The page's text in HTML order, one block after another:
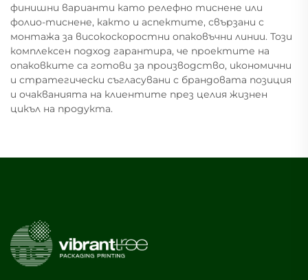
финишни варианти като релефно тиснене или
фолио-тиснене, както и аспектите, свързани с
монтажа за високоскоростни опаковъчни линии. Този
комплексен подход гарантира, че проектите на
опаковките са готови за производство, икономични
и стратегически съгласувани с брандовата позиция
и очакванията на клиентите през целия жизнен
цикъл на продукта.